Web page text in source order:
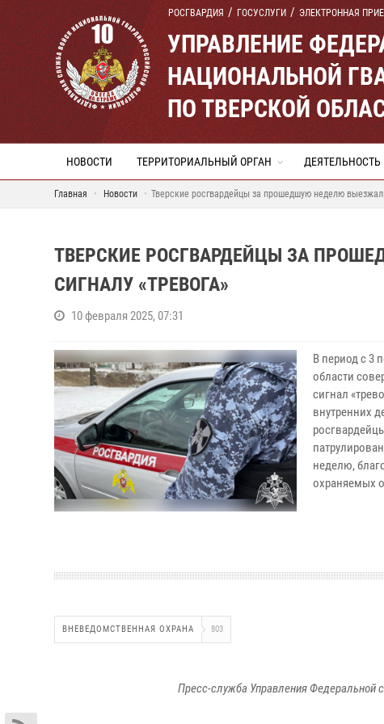
РОСГВАРДИЯ ГОСУСЛУГИ ЭЛЕКТРОННАЯ
УПРАВЛЕНИЕ
НАЦИОНАЛЬНОЙ
ПО ТВЕРСКОЙ
НОВОСТИ ТЕРРИТОРИАЛЬНЫЙ ОРГАН ДЕЯТЕЛЬНОСТЬ
Главная Новости Тверские росгвардейцы за прошедшую неделю
ТВЕРСКИЕ РОСГВАРДЕЙЦЫ ЗА
СИГНАЛУ «ТРЕВОГА»
10 февраля 2025, 07:31
В период с 3
области
сигнал
внутренних
неделю,
охраняемых
ВНЕВЕДОМСТВЕННАЯ ОХРАНА 803
Пресс-служба Управления Федеральной